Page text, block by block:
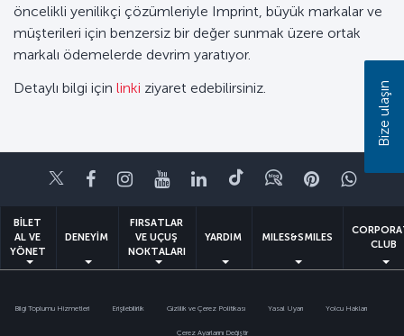
öncelikli yenilikçi çözümleriyle Imprint, büyük markalar ve
müşterileri için benzersiz bir değer sunmak üzere ortak
markalı ödemelerde devrim yaratıyor.
Detaylı bilgi için linki ziyaret edebilirsiniz.
TwitterFacebookInstagram
YoutubeLinkedIn
TiktokBlogPinterest
BİLET
AL VE
YÖNET
DENEYİM
FIRSATLAR
VE UÇUŞ
NOKTALARI
YARDIM MILES&SMILES
CLUB
Bilgi Toplumu Hizmetleri Erişilebilirlik Gizlilik ve Çerez Politikası Yasal Uyarı Yolcu Hakları
Çerez Ayarlarını Değiştir
Bize ulaşın